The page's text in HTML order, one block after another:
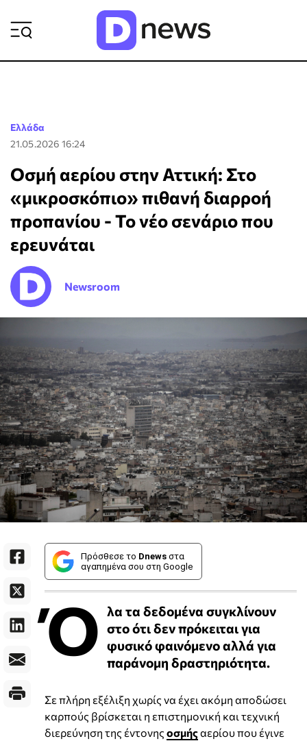
Ελλάδα
21.05.2026 16:24
Οσμή αερίου στην Αττική: Στο
«μικροσκόπιο» πιθανή διαρροή
προπανίου - Το νέο σενάριο που
ερευνάται
Newsroom
Πρόσθεσε το Dnews στα
αγαπημένα σου στη Google
Ό λα τα δεδομένα συγκλίνουν
στο ότι δεν πρόκειται για
φυσικό φαινόμενο αλλά για
παράνομη δραστηριότητα.
Σε πλήρη εξέλιξη χωρίς να έχει ακόμη αποδώσει
καρπούς βρίσκεται η επιστημονική και τεχνική
διερεύνηση της έντονης οσμήςαερίου που έγινε